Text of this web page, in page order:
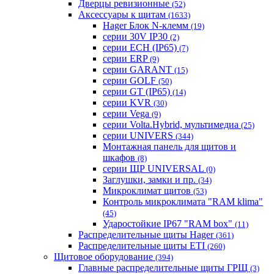
Дверцы ревизионные (52)
Аксессуары к щитам (1633)
Hager Блок N-клемм (19)
серии 30V IP30 (2)
серии ECH (IP65) (7)
серии ERP (9)
серии GARANT (15)
серии GOLF (50)
серии GT (IP65) (14)
серии KVR (30)
серии Vega (9)
серии Volta.Hybrid, мультимедиа (25)
серии UNIVERS (344)
Монтажная панель для щитов и
шкафов (8)
серии ЩР UNIVERSAL (0)
Заглушки, замки и пр. (34)
Микроклимат щитов (53)
Контроль микроклимата "RAM klima"
(45)
Ударостойкие IP67 "RAM box" (11)
Распределительные щиты Hager (361)
Распределительные щиты ETI (260)
Щитовое оборудование (394)
Главные распределительные щиты ГРЩ (3)